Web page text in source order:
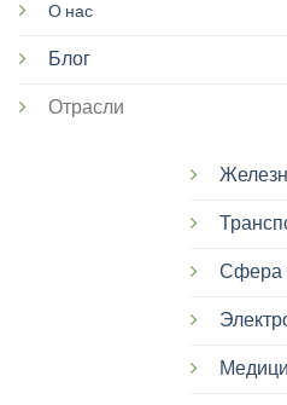
О нас
Блог
Отрасли
Сфера